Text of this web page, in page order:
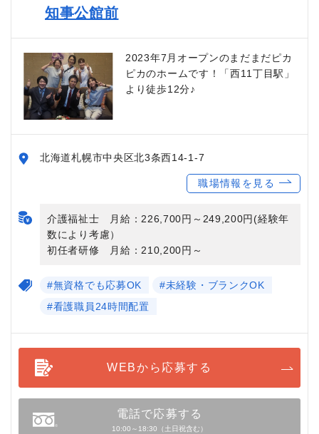
知事公館前
2023年7月オープンのまだまだピカ
ピカのホームです！「西11丁目駅」
より徒歩12分♪
北海道札幌市中央区北3条西14-1-7
職場情報を見る
介護福祉士 月給：226,700円～249,200円(経験年
数により考慮）
初任者研修 月給：210,200円～
#無資格でも応募OK
#未経験・ブランクOK
#看護職員24時間配置
WEBから応募する
電話で応募する
10:00～18:30（土日祝含む）